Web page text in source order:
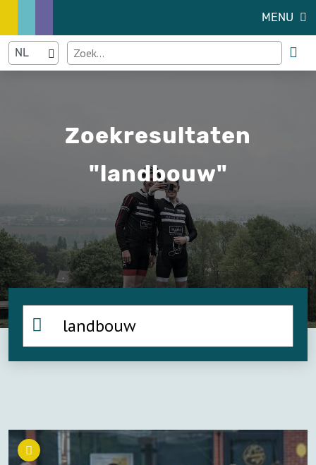
MENU
Zoekresultaten
"landbouw"